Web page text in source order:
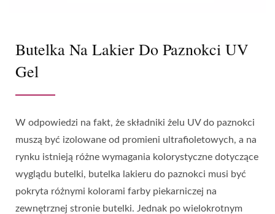
Butelka Na Lakier Do Paznokci UV
Gel
W odpowiedzi na fakt, że składniki żelu UV do paznokci
muszą być izolowane od promieni ultrafioletowych, a na
rynku istnieją różne wymagania kolorystyczne dotyczące
wyglądu butelki, butelka lakieru do paznokci musi być
pokryta różnymi kolorami farby piekarniczej na
zewnętrznej stronie butelki. Jednak po wielokrotnym